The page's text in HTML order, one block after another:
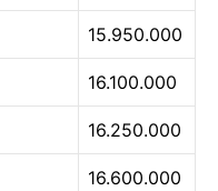
15.950.000
16.100.000
16.250.000
16.600.000